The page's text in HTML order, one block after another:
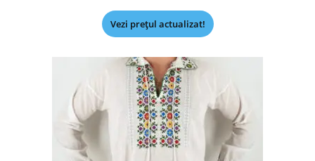
Vezi prețul actualizat!